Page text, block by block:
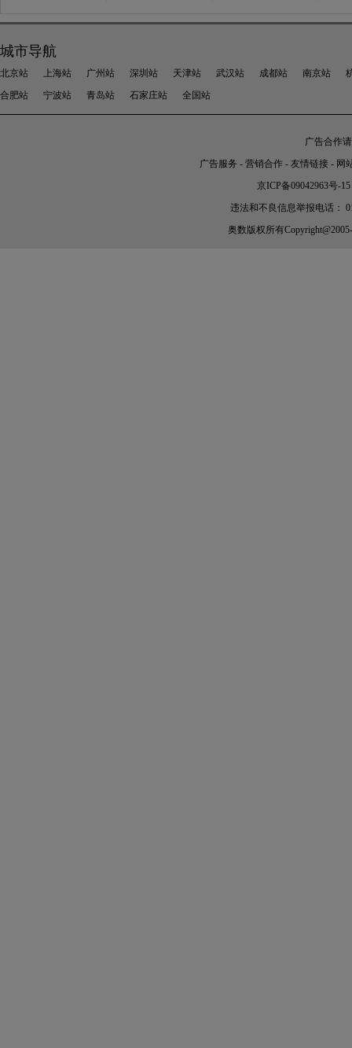
城市导航
北京站 上海站 广州站 深圳站 天津站 武汉站 成都站 南京站
合肥站
宁波站 青岛站 石家庄站 全国站
广告合作
广告服务 - 营销合作 - 友情链接 - 网
京ICP备09042963号-15
违法和不良信息举报电话：
奥数 版权所有